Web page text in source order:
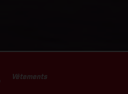
Vêtements